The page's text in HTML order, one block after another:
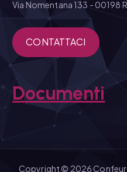
Via Nomentana 133 - 00198
CONTATTACI
Documenti
Copyright © 2026